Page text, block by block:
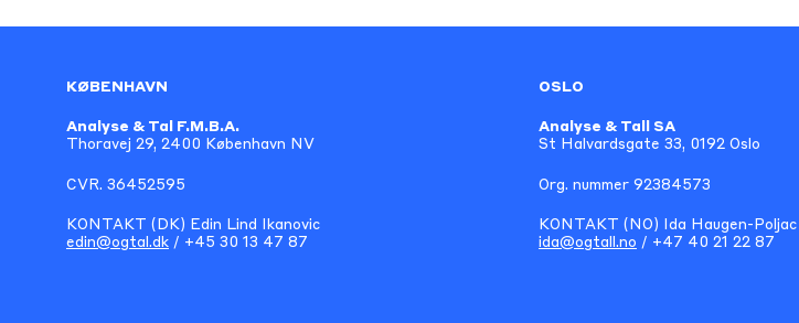
KØBENHAVN
Analyse & Tal F.M.B.A.
Thoravej 29, 2400 København NV
CVR. 36452595
KONTAKT (DK) Edin Lind Ikanovic
edin@ogtal.dk / +45 30 13 47 87
OSLO
Analyse & Tall SA
St Halvardsgate 33, 0192 Oslo
Org. nummer 92384573
KONTAKT (NO) Ida Haugen-Poljac
ida@ogtall.no / +47 40 21 22 87